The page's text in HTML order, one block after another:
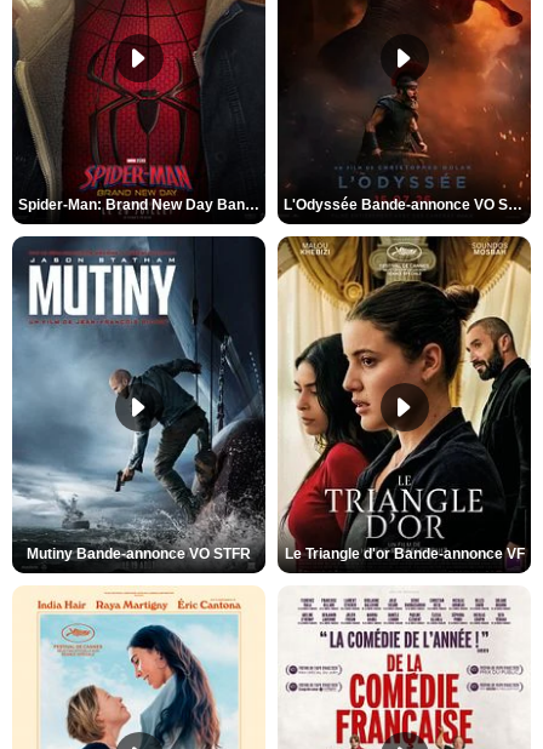
Spider-Man: Brand New Day Bande-annonce VO STFR L'Odyssée Bande-annonce VO STFR
Mutiny Bande-annonce VO STFR Le Triangle d'or Bande-annonce VF